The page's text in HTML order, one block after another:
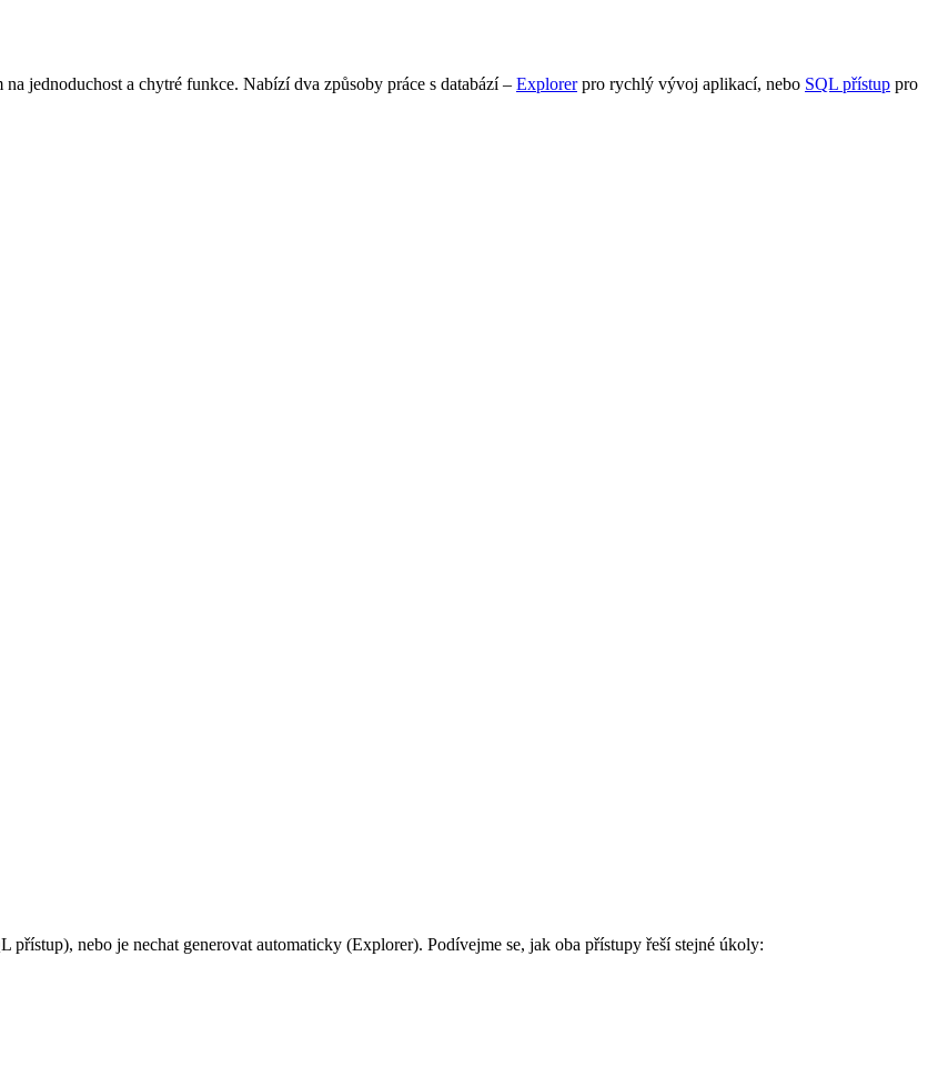
jednoduchost a chytré funkce. Nabízí dva způsoby práce s databází – Explorerpro rychlý vývoj aplikací, nebo SQL přístup pro
nebo je nechat generovat automaticky (Explorer). Podívejme se, jak oba přístupy řeší stejné úkoly: